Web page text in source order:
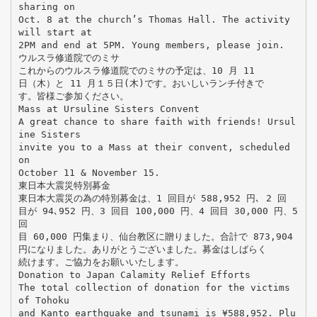
sharing on
Oct. 8 at the church’s Thomas Hall. The activity
will start at
2PM and end at 5PM. Young members, please join.
ウルスラ修道院でのミサ
これからのウルスラ修道院でのミサの予定は、10 月 11
日（木）と 11 月１５日(木)です。おいしいランチ付きで
す。皆様ご参加ください。
Mass at Ursuline Sisters Convent
A great chance to share faith with friends! Ursul
ine Sisters
invite you to a Mass at their convent, scheduled
on
October 11 & November 15.
東日本大震災特別募金
東日本大震災の為の特別募金は、1 回目が 588,952 円､ 2 回
目が 94､952 円、3 回目 100,000 円、4 回目 30,000 円、5
回
目 60,000 円集まり、仙台教区に贈りました。合計で 873,904
円になりました。ありがとうございました。募金はしばらく
続けます。ご協力をお願いいたします。
Donation to Japan Calamity Relief Efforts
The total collection of donation for the victims
of Tohoku
and Kanto earthquake and tsunami is ¥588,952. Plu